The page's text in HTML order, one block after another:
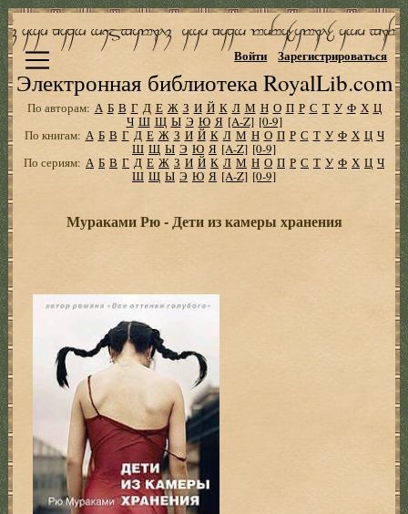
Электронная библиотека RoyalLib.com
Войти Зарегистрироваться
По авторам: А Б В Г Д Е Ж З И Й К Л М Н О П Р С Т У Ф Х Ц
Ч Ш Щ Ы Э Ю Я [A-Z] [0-9]
По книгам: А Б В Г Д Е Ж З И Й К Л М Н О П Р С Т У Ф Х Ц Ч
Ш Щ Ы Э Ю Я [A-Z] [0-9]
По сериям: А Б В Г Д Е Ж З И Й К Л М Н О П Р С Т У Ф Х Ц Ч
Ш Щ Ы Э Ю Я [A-Z] [0-9]
Мураками Рю - Дети из камеры хранения